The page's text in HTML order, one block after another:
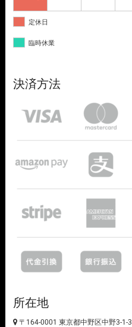
定休日
臨時休業
決済方法
所在地
〒164-0001 東京都中野区中野3-1-3